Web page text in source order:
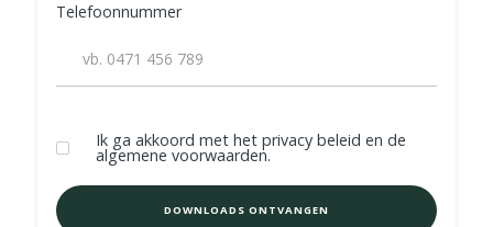
Telefoonnummer
Ik ga akkoord met het privacy beleid en de
algemene voorwaarden.